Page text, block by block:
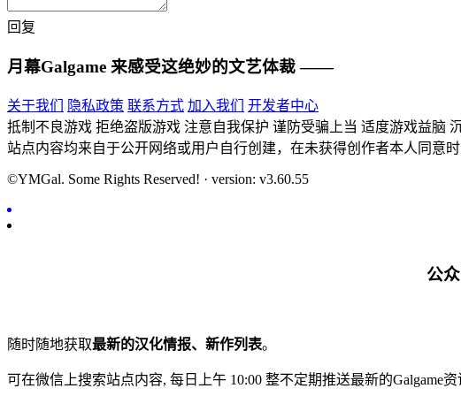
回复
月幕Galgame 来感受这绝妙的文艺体裁 ——
关于我们 隐私政策 联系方式 加入我们
开发者中心
抵制不良游戏 拒绝盗版游戏 注意自我保护 谨防受骗上当 适度游戏益脑
站点内容均来自于公开网络或用户自行创建，在未获得创作者本人同意
©YMGal. Some Rights Reserved! · version: v3.60.55
公
随时随地获取最新的汉化情报、新作列表。
可在微信上搜索站点内容, 每日上午 10:00 整不定期推送最新的Galgame